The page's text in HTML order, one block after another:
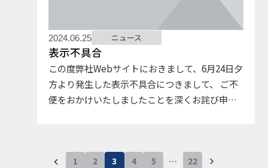
2024.06.25 ニュース
表示不具合
この度弊社Webサイトにおきまして、6月24日夕
方より発生した表示不具合につきまして、 ご不
便をおかけいたしましたことを深くお詫び申し
1 2 3 4 5 … 22